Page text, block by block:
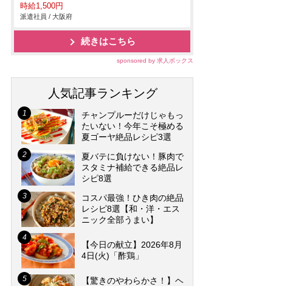
時給1,500円
派遣社員 / 大阪府
続きはこちら
sponsored by 求人ボックス
人気記事ランキング
チャンプルーだけじゃもっ
たいない！今年こそ極める
夏ゴーヤ絶品レシピ3選
夏バテに負けない！豚肉で
スタミナ補給できる絶品レ
シピ8選
コスパ最強！ひき肉の絶品
レシピ8選【和・洋・エス
ニック全部うまい】
【今日の献立】2026年8月
4日(火)「酢鶏」
【驚きのやわらかさ！】ヘ